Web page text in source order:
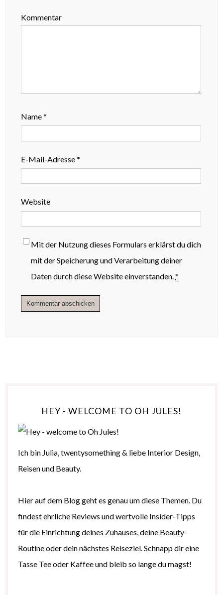
Kommentar
Name*
E-Mail-Adresse*
Website
Mit der Nutzung dieses Formulars erklärst du dich
mit der Speicherung und Verarbeitung deiner
Daten durch diese Website einverstanden.*
HEY - WELCOME TO OH JULES!
Ich bin Julia, twentysomething & liebe Interior Design,
Reisen und Beauty.
Hier auf dem Blog geht es genau um diese Themen. Du
findest ehrliche Reviews und wertvolle Insider-Tipps
für die Einrichtung deines Zuhauses, deine Beauty-
Routine oder dein nächstes Reiseziel. Schnapp dir eine
Tasse Tee oder Kaffee und bleib so lange du magst!